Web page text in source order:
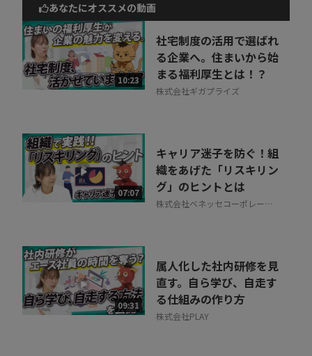
動画でご紹介しているサービスについて
お気軽にご相談・ご質問いただけます！
30秒でお申し込み可能
相談を希望する 無料
あなたにオススメの動画
10:23
社宅制度の活用で選ばれ
る企業へ。住まいから始
まる福利厚生とは！？
株式会社ギガプライズ
07:07
キャリア迷子を防ぐ！組
織をあげた「リスキリン
グ」のヒントとは
株式会社ベネッセコーポレーシ
09:31
属人化した社内研修を見
直す。自ら学び、自走す
る仕組みの作り方
株式会社PLAY